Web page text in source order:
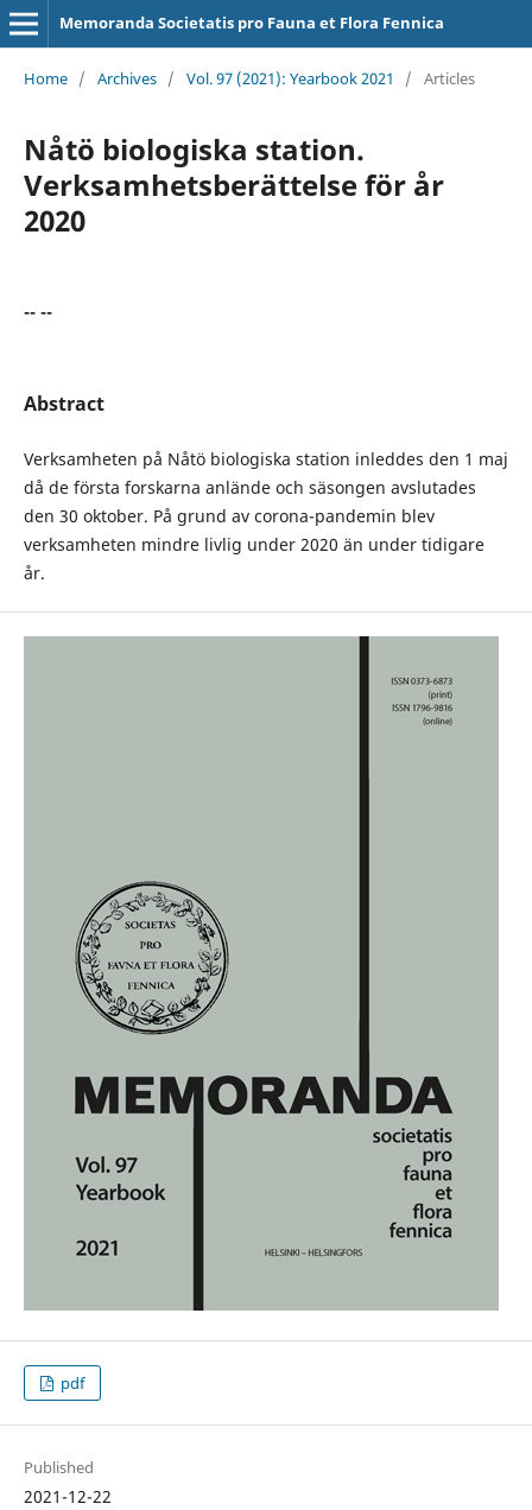
Memoranda Societatis pro Fauna et Flora Fennica
Home / Archives / Vol. 97 (2021): Yearbook 2021 / Articles
Nåtö biologiska station.
Verksamhetsberättelse för år
2020
-- --
Abstract
Verksamheten på Nåtö biologiska station inleddes den 1 maj
då de första forskarna anlände och säsongen avslutades
den 30 oktober. På grund av corona-pandemin blev
verksamheten mindre livlig under 2020 än under tidigare
år.
pdf
Published
2021-12-22